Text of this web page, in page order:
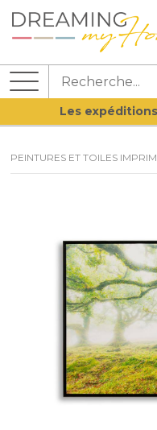
Les
PEINTURES ET TOILES